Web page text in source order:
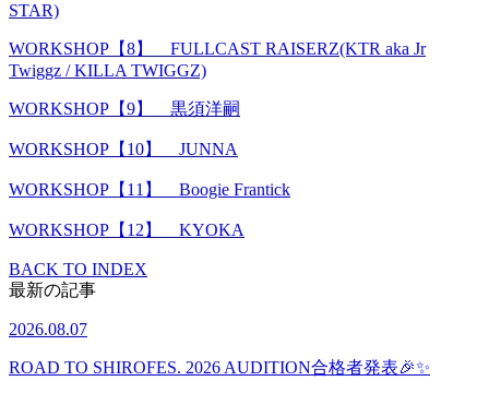
STAR)
WORKSHOP【8】 FULLCAST RAISERZ(KTR aka Jr
Twiggz / KILLA TWIGGZ)
WORKSHOP【9】 黒須洋嗣
WORKSHOP【10】 JUNNA
WORKSHOP【11】 Boogie Frantick
WORKSHOP【12】 KYOKA
BACK TO INDEX
最新の記事
2026.08.07
ROAD TO SHIROFES. 2026 AUDITION合格者発表🎉✨